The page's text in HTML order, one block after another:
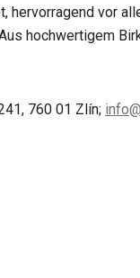
hervorragend vor
hochwertigem
760 01 Zlín;